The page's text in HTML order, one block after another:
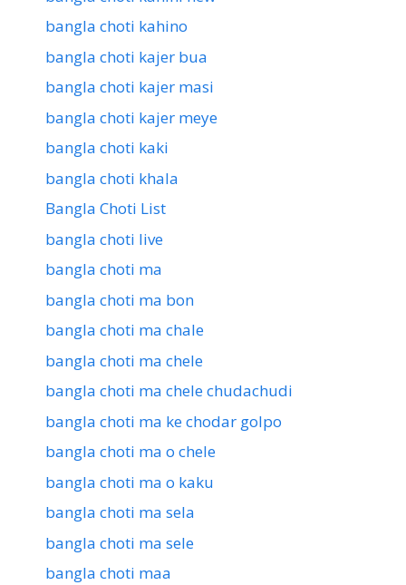
bangla choti kahino
bangla choti kajer bua
bangla choti kajer masi
bangla choti kajer meye
bangla choti kaki
bangla choti khala
Bangla Choti List
bangla choti live
bangla choti ma
bangla choti ma bon
bangla choti ma chale
bangla choti ma chele
bangla choti ma chele chudachudi
bangla choti ma ke chodar golpo
bangla choti ma o chele
bangla choti ma o kaku
bangla choti ma sela
bangla choti ma sele
bangla choti maa